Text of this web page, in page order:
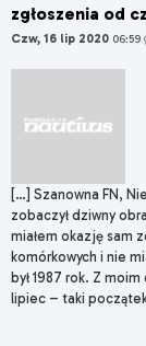
zgłoszenia od
Czw, 16 lip 2020 06:59
[…] Szanowna FN,
zobaczył dziwny
miałem okazję sam
komórkowych i nie
był 1987 rok. Z
lipiec – taki